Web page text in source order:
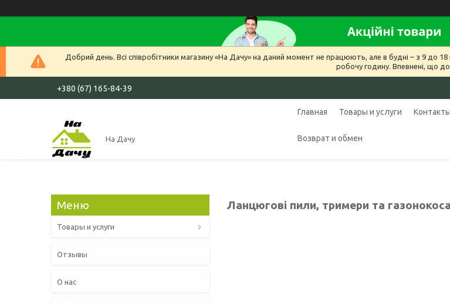
Добрий день. Всі співробітники магазину «На Дачу» на даний момент не працюють, але в будні – з 9 до
робочу годину. Впевнені, що
+380 (67) 165-84-39
На Дачу
Главная Товары и услуги Контакты
Возврат и обмен
Ланцюгові пили, тримери та
Товары и услуги
Отзывы
О нас